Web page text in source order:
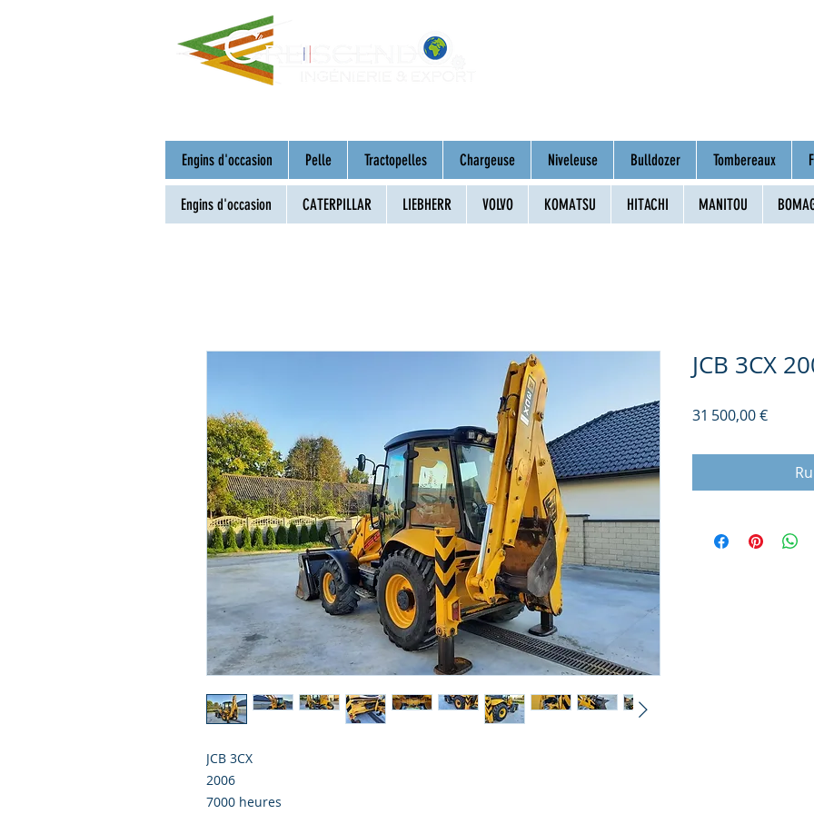
Engins d'occasion Pelle Tractopelles Chargeuse Niveleuse Bulldozer Tombereaux
Engins d'occasion CATERPILLAR LIEBHERR VOLVO KOMATSU HITACHI MANITOU
JCB 3CX
2006
7000 heures
JCB 3CX
31 500,00 €Prix